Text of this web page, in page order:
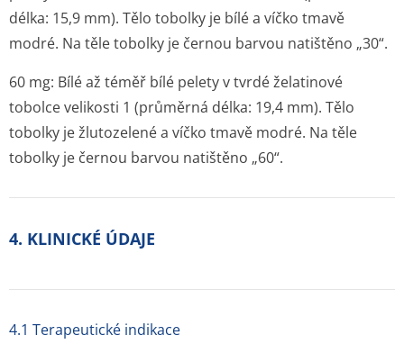
délka: 15,9 mm). Tělo tobolky je bílé a víčko tmavě
modré. Na těle tobolky je černou barvou natištěno „30“.
60 mg: Bílé až téměř bílé pelety v tvrdé želatinové
tobolce velikosti 1 (průměrná délka: 19,4 mm). Tělo
tobolky je žlutozelené a víčko tmavě modré. Na těle
tobolky je černou barvou natištěno „60“.
4. KLINICKÉ ÚDAJE
4.1 Terapeutické indikace